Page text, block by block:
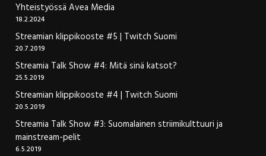
Yhteistyössä Avea Media
18.2.2024
Streamian klippikooste #5 | Twitch Suomi
20.7.2019
Streamia Talk Show #4: Mitä sinä katsot?
25.5.2019
Streamian klippikooste #4 | Twitch Suomi
20.5.2019
Streamia Talk Show #3: Suomalainen striimikulttuuri ja
mainstream-pelit
6.5.2019